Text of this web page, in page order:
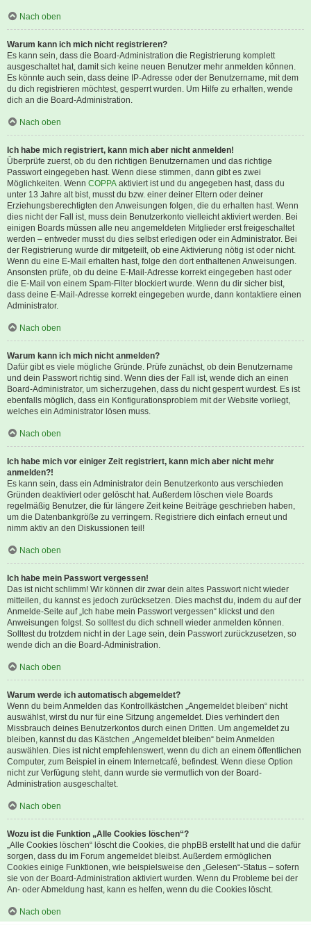
Nach oben
Warum kann ich mich nicht registrieren?
Es kann sein, dass die Board-Administration die Registrierung komplett
ausgeschaltet hat, damit sich keine neuen Benutzer mehr anmelden können.
Es könnte auch sein, dass deine IP-Adresse oder der Benutzername, mit dem
du dich registrieren möchtest, gesperrt wurden. Um Hilfe zu erhalten, wende
dich an die Board-Administration.
Nach oben
Ich habe mich registriert, kann mich aber nicht anmelden!
Überprüfe zuerst, ob du den richtigen Benutzernamen und das richtige
Passwort eingegeben hast. Wenn diese stimmen, dann gibt es zwei
Möglichkeiten. Wenn COPPA aktiviert ist und du angegeben hast, dass du
unter 13 Jahre alt bist, musst du bzw. einer deiner Eltern oder deiner
Erziehungsberechtigten den Anweisungen folgen, die du erhalten hast. Wenn
dies nicht der Fall ist, muss dein Benutzerkonto vielleicht aktiviert werden. Bei
einigen Boards müssen alle neu angemeldeten Mitglieder erst freigeschaltet
werden – entweder musst du dies selbst erledigen oder ein Administrator. Bei
der Registrierung wurde dir mitgeteilt, ob eine Aktivierung nötig ist oder nicht.
Wenn du eine E-Mail erhalten hast, folge den dort enthaltenen Anweisungen.
Ansonsten prüfe, ob du deine E-Mail-Adresse korrekt eingegeben hast oder
die E-Mail von einem Spam-Filter blockiert wurde. Wenn du dir sicher bist,
dass deine E-Mail-Adresse korrekt eingegeben wurde, dann kontaktiere einen
Administrator.
Nach oben
Warum kann ich mich nicht anmelden?
Dafür gibt es viele mögliche Gründe. Prüfe zunächst, ob dein Benutzername
und dein Passwort richtig sind. Wenn dies der Fall ist, wende dich an einen
Board-Administrator, um sicherzugehen, dass du nicht gesperrt wurdest. Es ist
ebenfalls möglich, dass ein Konfigurationsproblem mit der Website vorliegt,
welches ein Administrator lösen muss.
Nach oben
Ich habe mich vor einiger Zeit registriert, kann mich aber nicht mehr
anmelden?!
Es kann sein, dass ein Administrator dein Benutzerkonto aus verschieden
Gründen deaktiviert oder gelöscht hat. Außerdem löschen viele Boards
regelmäßig Benutzer, die für längere Zeit keine Beiträge geschrieben haben,
um die Datenbankgröße zu verringern. Registriere dich einfach erneut und
nimm aktiv an den Diskussionen teil!
Nach oben
Ich habe mein Passwort vergessen!
Das ist nicht schlimm! Wir können dir zwar dein altes Passwort nicht wieder
mitteilen, du kannst es jedoch zurücksetzen. Dies machst du, indem du auf der
Anmelde-Seite auf „Ich habe mein Passwort vergessen“ klickst und den
Anweisungen folgst. So solltest du dich schnell wieder anmelden können.
Solltest du trotzdem nicht in der Lage sein, dein Passwort zurückzusetzen, so
wende dich an die Board-Administration.
Nach oben
Warum werde ich automatisch abgemeldet?
Wenn du beim Anmelden das Kontrollkästchen „Angemeldet bleiben“ nicht
auswählst, wirst du nur für eine Sitzung angemeldet. Dies verhindert den
Missbrauch deines Benutzerkontos durch einen Dritten. Um angemeldet zu
bleiben, kannst du das Kästchen „Angemeldet bleiben“ beim Anmelden
auswählen. Dies ist nicht empfehlenswert, wenn du dich an einem öffentlichen
Computer, zum Beispiel in einem Internetcafé, befindest. Wenn diese Option
nicht zur Verfügung steht, dann wurde sie vermutlich von der Board-
Administration ausgeschaltet.
Nach oben
Wozu ist die Funktion „Alle Cookies löschen“?
„Alle Cookies löschen“ löscht die Cookies, die phpBB erstellt hat und die dafür
sorgen, dass du im Forum angemeldet bleibst. Außerdem ermöglichen
Cookies einige Funktionen, wie beispielsweise den „Gelesen“-Status – sofern
sie von der Board-Administration aktiviert wurden. Wenn du Probleme bei der
An- oder Abmeldung hast, kann es helfen, wenn du die Cookies löscht.
Nach oben